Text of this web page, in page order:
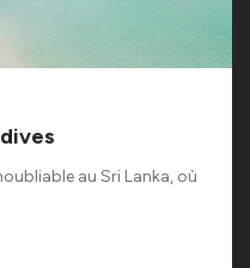
au Sri Lanka, où